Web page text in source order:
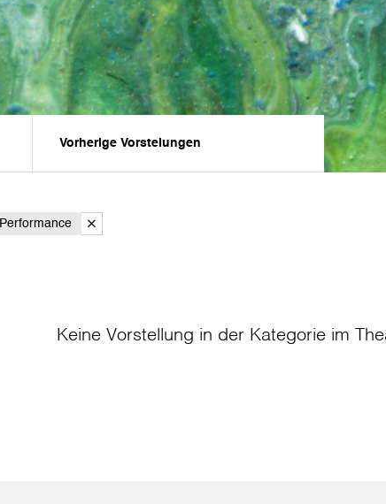
Vorherige Vorstelungen
Performance
Keine Vorstellung in der Kategorie im